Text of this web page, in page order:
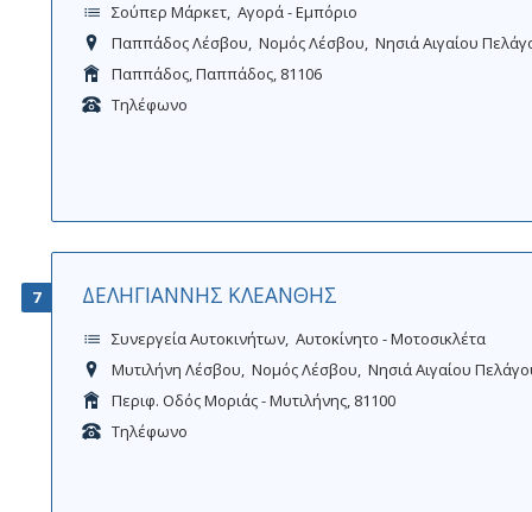
Σούπερ Μάρκετ Αγορά - Εμπόριο
Παππάδος Λέσβου Νομός Λέσβου Νησιά Αιγαίου
Παππάδος, Παππάδος, 81106
Τηλέφωνο
7 ΔΕΛΗΓΙΑΝΝΗΣ ΚΛΕΑΝΘΗΣ
Συνεργεία Αυτοκινήτων Αυτοκίνητο - Μοτοσικλέτα
Μυτιλήνη Λέσβου Νομός Λέσβου Νησιά Αιγαίου
Περιφ. Οδός Μοριάς - Μυτιλήνης, 81100
Τηλέφωνο